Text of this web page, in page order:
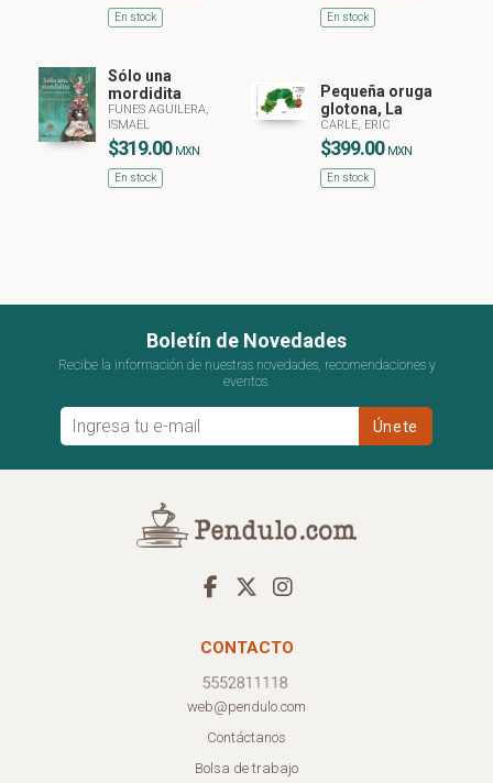
En stock En stock
Sólo una
mordidita
FUNES AGUILERA,
ISMAEL
$319.00 MXN
En stock
Pequeña oruga
glotona, La
CARLE, ERIC
$399.00 MXN
En stock
Boletín de Novedades
Recibe la información de nuestras novedades, recomendaciones y
eventos.
CONTACTO
web@pendulo.com
Contáctanos
Bolsa de trabajo